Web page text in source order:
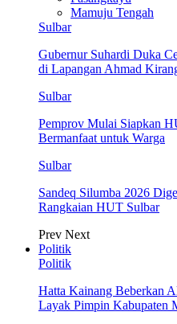
Mamuju Tengah
Sulbar
Gubernur Suhardi Duka
di Lapangan Ahmad
Sulbar
Pemprov Mulai Siapkan
Bermanfaat untuk Warga
Sulbar
Sandeq Silumba 2026
Rangkaian HUT Sulbar
Prev Next
Politik
Politik
Hatta Kainang Beberkan
Layak Pimpin Kabupaten